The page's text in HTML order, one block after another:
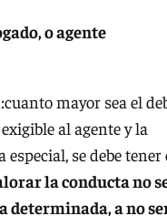
o agente
mayor sea el
al agente y la
se debe tener
la conducta no
determinada, a no